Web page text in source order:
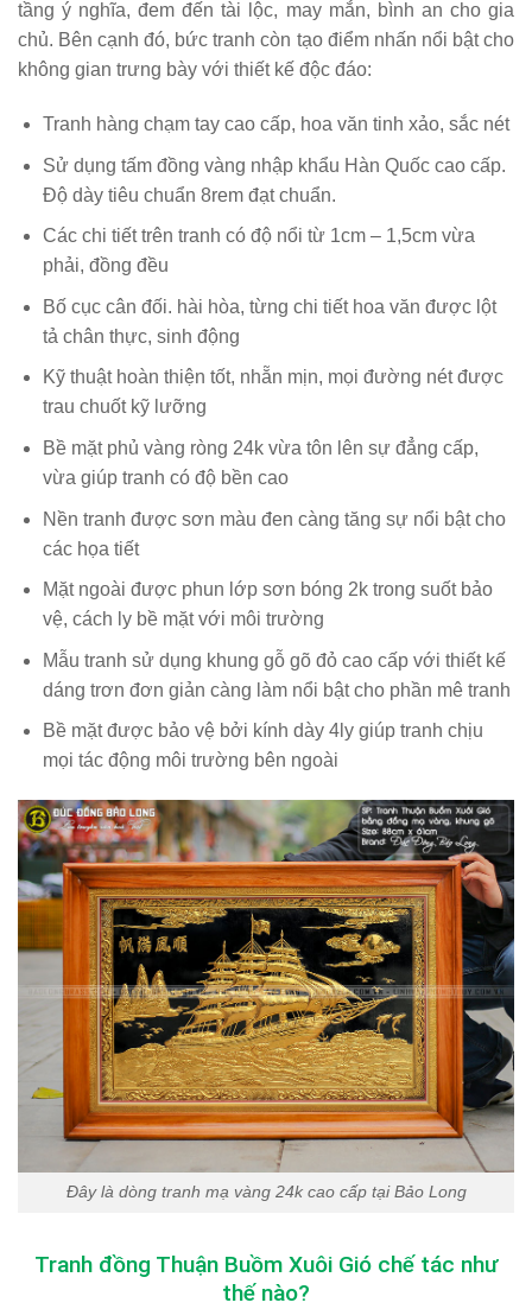
tầng ý nghĩa, đem đến tài lộc, may mắn, bình an cho gia
chủ. Bên cạnh đó, bức tranh còn tạo điểm nhấn nổi bật cho
không gian trưng bày với thiết kế độc đáo:
Tranh hàng chạm tay cao cấp, hoa văn tinh xảo, sắc nét
Sử dụng tấm đồng vàng nhập khẩu Hàn Quốc cao cấp.
Độ dày tiêu chuẩn 8rem đạt chuẩn.
Các chi tiết trên tranh có độ nổi từ 1cm – 1,5cm vừa
phải, đồng đều
Bố cục cân đối. hài hòa, từng chi tiết hoa văn được lột
tả chân thực, sinh động
Kỹ thuật hoàn thiện tốt, nhẵn mịn, mọi đường nét được
trau chuốt kỹ lưỡng
Bề mặt phủ vàng ròng 24k vừa tôn lên sự đẳng cấp,
vừa giúp tranh có độ bền cao
Nền tranh được sơn màu đen càng tăng sự nổi bật cho
các họa tiết
Mặt ngoài được phun lớp sơn bóng 2k trong suốt bảo
vệ, cách ly bề mặt với môi trường
Mẫu tranh sử dụng khung gỗ gõ đỏ cao cấp với thiết kế
dáng trơn đơn giản càng làm nổi bật cho phần mê tranh
Bề mặt được bảo vệ bởi kính dày 4ly giúp tranh chịu
mọi tác động môi trường bên ngoài
Đây là dòng tranh mạ vàng 24k cao cấp tại Bảo Long
Tranh đồng Thuận Buồm Xuôi Gió chế tác như
thế nào?